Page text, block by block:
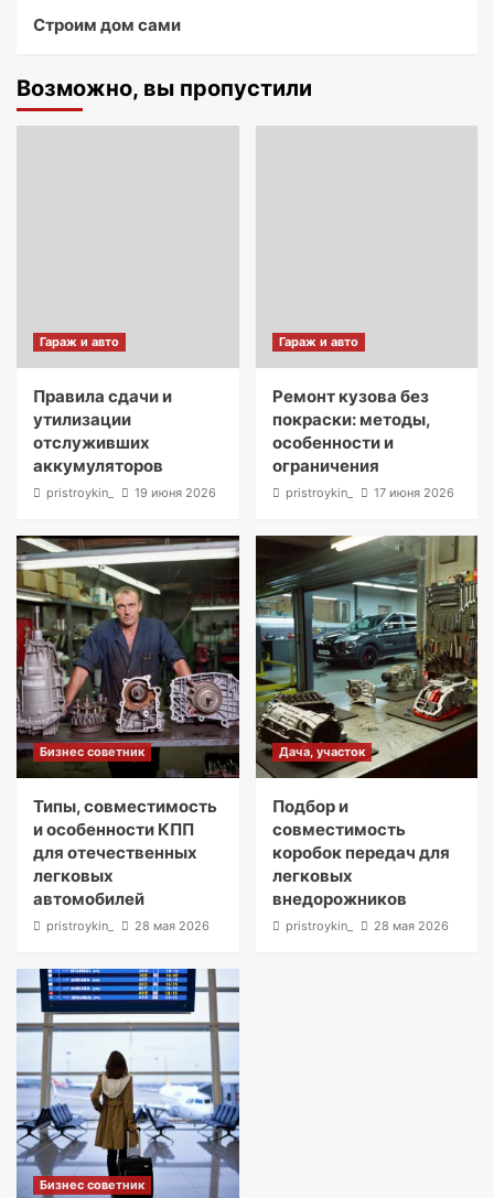
Строим дом сами
Возможно, вы пропустили
Гараж и авто
Правила сдачи и
утилизации
отслуживших
аккумуляторов
pristroykin_ 19 июня 2026
Гараж и авто
Ремонт кузова без
покраски: методы,
особенности и
ограничения
pristroykin_ 17 июня 2026
Бизнес советник
Типы, совместимость
и особенности КПП
для отечественных
легковых
автомобилей
pristroykin_ 28 мая 2026
Дача, участок
Подбор и
совместимость
коробок передач для
легковых
внедорожников
pristroykin_ 28 мая 2026
Бизнес советник